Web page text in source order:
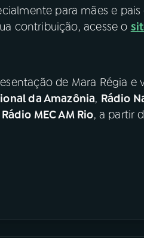
para mães e
contribuição, acesse o
de Mara Régia e
da Amazônia, Rádio
Rádio MEC AM Rio, a partir